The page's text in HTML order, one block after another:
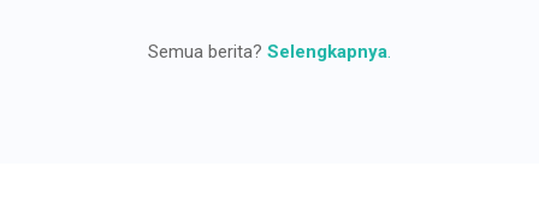
Semua berita? Selengkapnya